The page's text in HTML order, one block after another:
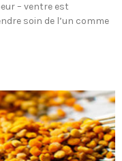
– ventre est
soin de l’un comme